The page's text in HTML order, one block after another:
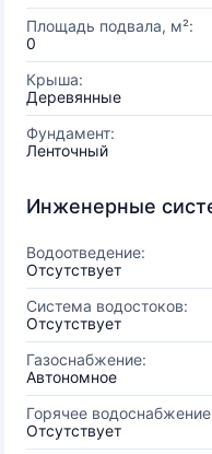
Площадь подвала, м²:
0
Крыша:
Деревянные
Фундамент:
Ленточный
Инженерные
Водоотведение:
Отсутствует
Система водостоков:
Отсутствует
Газоснабжение:
Автономное
Горячее
Отсутствует